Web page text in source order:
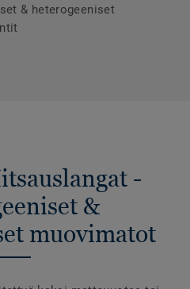
& heterogeeniset
-
&
muovimatot